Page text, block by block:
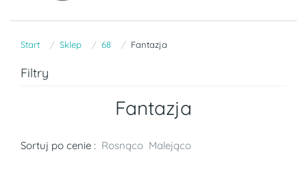
Start Sklep 68 Fantazja
Filtry
Fantazja
Sortuj po cenie : Rosnąco Malejąco